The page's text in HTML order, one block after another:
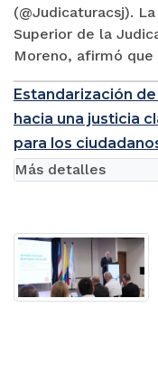
(@Judicaturacsj).
Superior de la
Moreno, afirmó que
Estandarización
hacia una justicia
para los
Más detalles